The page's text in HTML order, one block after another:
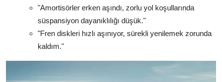
"Amortisörler erken aşındı, zorlu yol koşullarında
süspansiyon dayanıklılığı düşük."
"Fren diskleri hızlı aşınıyor, sürekli yenilemek zorunda
kaldım."